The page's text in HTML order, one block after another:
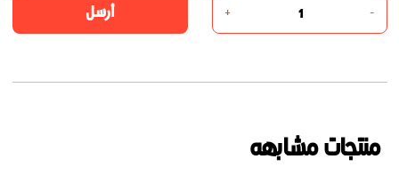
-
+ أرسل
منتجات مشابهه